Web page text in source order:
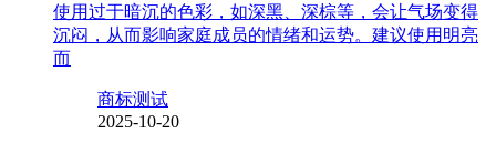
使用过于暗沉的色彩，如深黑、深棕等，会让气场变得
沉闷，从而影响家庭成员的情绪和运势。建议使用明亮
而
商标测试
2025-10-20